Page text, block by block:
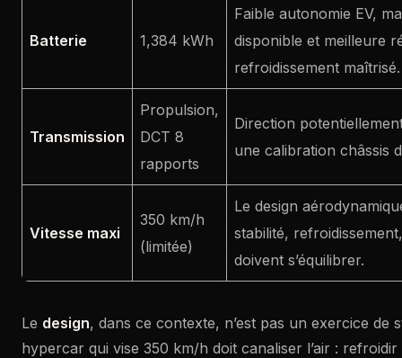
Batterie 1,384 kWh
Faible autonomie EV,
disponible et meilleure
refroidissement maîtrisé.
Transmission
Propulsion,
DCT 8
rapports
Direction
une calibration châssis
Vitesse maxi
350 km/h
(limitée)
Le design
stabilité,
doivent s’équilibrer.
Le design, dans ce contexte, n’est pas un exercice de
hypercar qui vise 350 km/h doit canaliser l’air :